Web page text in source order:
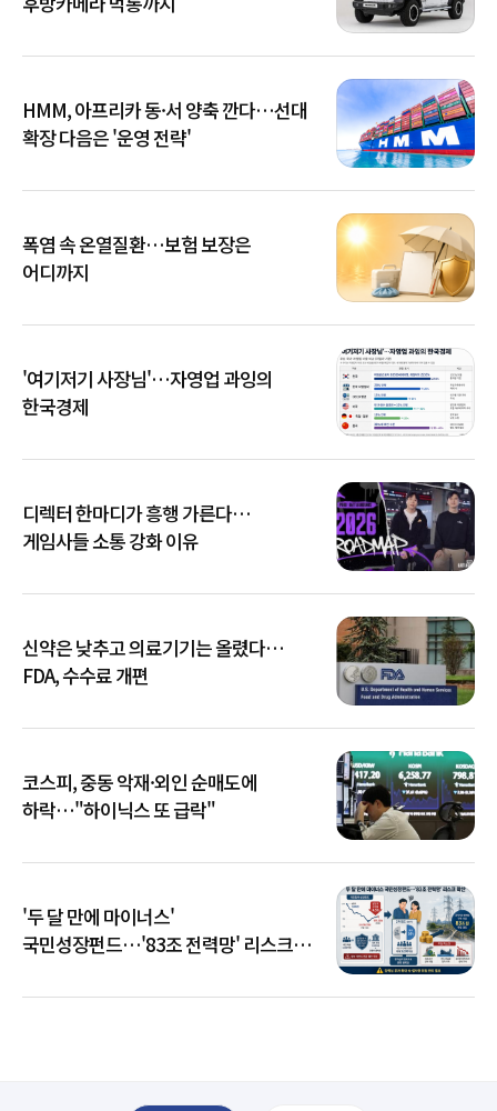
HMM, 아프리카 동·서 양축 깐다…선대
확장 다음은 '운영 전략'
폭염 속 온열질환…보험 보장은
어디까지
'여기저기 사장님'…자영업 과잉의
한국경제
디렉터 한마디가 흥행 가른다…
게임사들 소통 강화 이유
신약은 낮추고 의료기기는 올렸다…
FDA, 수수료 개편
코스피, 중동 악재·외인 순매도에
하락…"하이닉스 또 급락"
'두 달 만에 마이너스'
국민성장펀드…'83조 전력망' 리스크